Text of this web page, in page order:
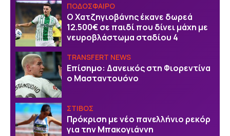
ΠΟΔΟΣΦΑΙΡΟ
Ο Χατζηγιοβάνης έκανε δωρεά
12.500€ σε παιδί που δίνει μάχη με
νευροβλάστωμα σταδίου 4
TRANSFERT NEWS
Επίσημο: Δανεικός στη Φιορεντίνα
ο Μασταντουόνο
ΣΤΙΒΟΣ
Πρόκριση με νέο πανελλήνιο ρεκόρ
για την Μπακογιάννη